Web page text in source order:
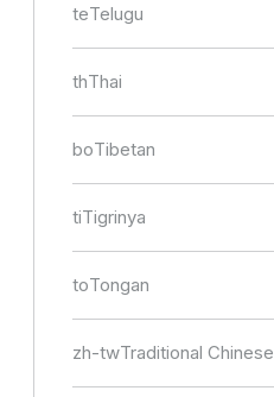
teTelugu
thThai
boTibetan
tiTigrinya
toTongan
zh-twTraditional Chinese